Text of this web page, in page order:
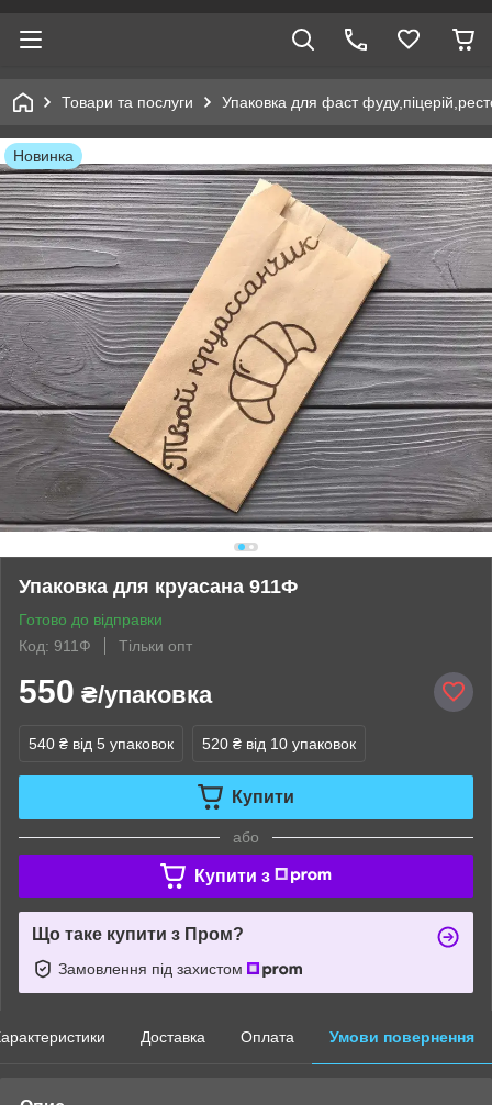
Товари та послуги Упаковка для фаст
Новинка
Упаковка для круасана 911Ф
Готово до відправки
Код: 911Ф
Тільки опт
550 ₴/упаковка
540 ₴ від 5 упаковок 520 ₴ від 10 упаковок
Купити
або
Купити з
Що таке купити з Пром?
Замовлення під захистом
Доставка Оплата Умови повернення